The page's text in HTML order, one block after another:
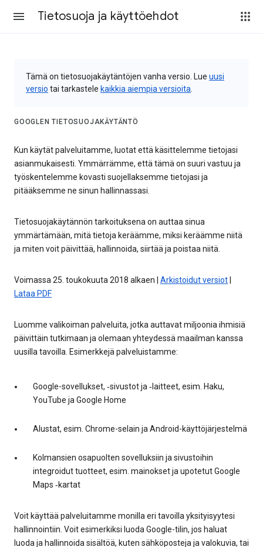
Tietosuoja ja käyttöehdot
Tämä on tietosuojakäytäntöjen vanha versio. Lue uusi
versio tai tarkastele kaikkia aiempia versioita
GOOGLEN TIETOSUOJAKÄYTÄNTÖ
Kun käytät palveluitamme, luotat että käsittelemme tietojasi
asianmukaisesti. Ymmärrämme, että tämä on suuri vastuu ja
työskentelemme kovasti suojellaksemme tietojasi ja
pitääksemme ne sinun hallinnassasi.
Tietosuojakäytännön tarkoituksena on auttaa sinua
ymmärtämään, mitä tietoja keräämme, miksi keräämme niitä
ja miten voit päivittää, hallinnoida, siirtää ja poistaa niitä.
Voimassa 25. toukokuuta 2018 alkaen | Arkistoidut versiot
Lataa PDF
Luomme valikoiman palveluita, jotka auttavat miljoonia ihmisiä
päivittäin tutkimaan ja olemaan yhteydessä maailman kanssa
uusilla tavoilla. Esimerkkejä palveluistamme:
Google-sovellukset, ‑sivustot ja ‑laitteet, esim. Haku,
YouTube ja Google Home
Alustat, esim. Chrome-selain ja Android-käyttöjärjestelmä
Kolmansien osapuolten sovelluksiin ja sivustoihin
integroidut tuotteet, esim. mainokset ja upotetut Google
Maps ‑kartat
Voit käyttää palveluitamme monilla eri tavoilla yksityisyytesi
hallinnointiin. Voit esimerkiksi luoda Google-tilin, jos haluat
luoda ja hallinnoida sisältöä, kuten sähköposteja ja valokuvia, tai